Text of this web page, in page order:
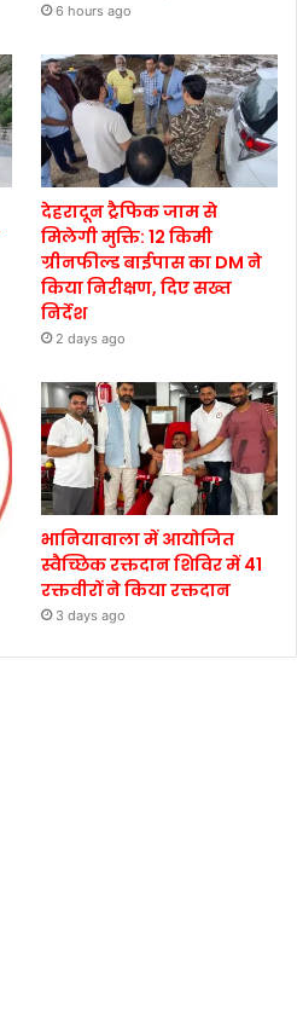
6 hours ago
देहरादून ट्रैफिक जाम से
मिलेगी मुक्ति: 12 किमी
ग्रीनफील्ड बाईपास का DM ने
किया निरीक्षण, दिए सख्त
निर्देश
2 days ago
भानियावाला में आयोजित
स्वैच्छिक रक्तदान शिविर में 41
रक्तवीरों ने किया रक्तदान
3 days ago